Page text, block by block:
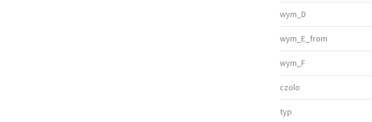
wym_D
wym_E_from
wym_F
czolo
typ